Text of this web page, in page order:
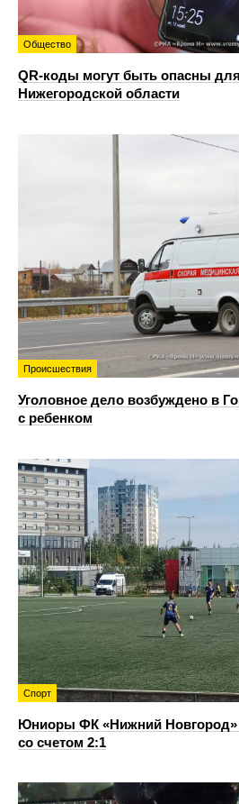
Общество
QR-коды могут быть опасны
Нижегородской области
Происшествия
Уголовное дело возбуждено в
с ребенком
Спорт
Юниоры ФК «Нижний Новгород»
со счетом 2:1